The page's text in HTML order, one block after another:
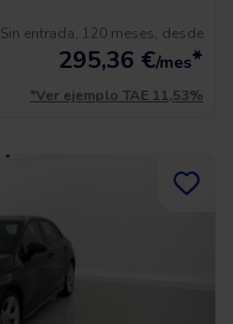
Sin entrada, 120 meses, desde
295,36 €/mes*
*Ver ejemplo TAE 11,53%